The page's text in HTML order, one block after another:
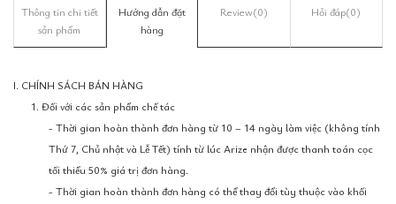
Thông tin chi tiết
sản phẩm
Hướng dẫn đặt
hàng
Review(0) Hỏi đáp(0)
I. CHÍNH SÁCH BÁN HÀNG
1. Đối với các sản phẩm chế tác
- Thời gian hoàn thành đơn hàng từ 10 – 14 ngày làm việc (không tính
Thứ 7, Chủ nhật và Lễ Tết) tính từ lúc Arize nhận được thanh toán cọc
tối thiểu 50% giá trị đơn hàng.
- Thời gian hoàn thành đơn hàng có thể thay đổi tùy thuộc vào khối